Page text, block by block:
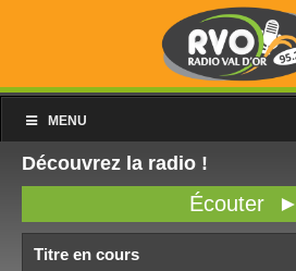
MENU
Découvrez la radio !
Écouter ►
Titre en cours